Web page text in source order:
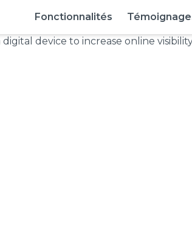
Fonctionnalités